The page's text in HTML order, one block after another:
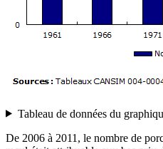
Tableau de données du
De 2006 à 2011, le nombre de